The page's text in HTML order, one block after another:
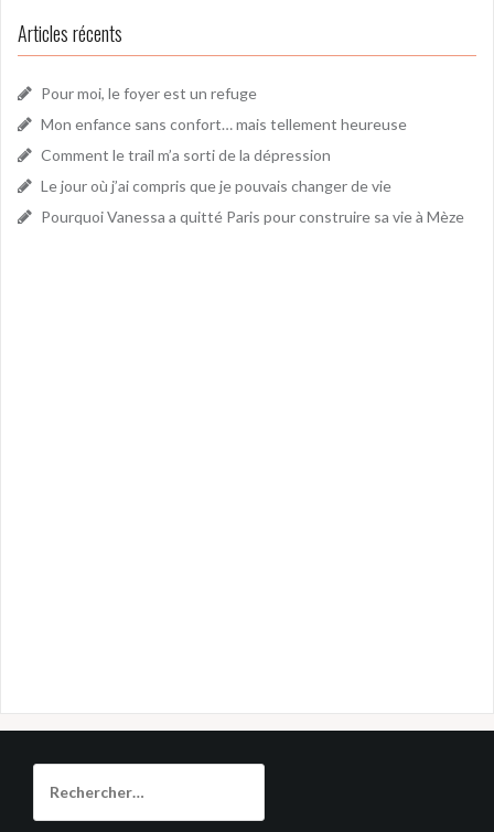
Articles récents
Pour moi, le foyer est un refuge
Mon enfance sans confort… mais tellement heureuse
Comment le trail m’a sorti de la dépression
Le jour où j’ai compris que je pouvais changer de vie
Pourquoi Vanessa a quitté Paris pour construire sa vie à Mèze